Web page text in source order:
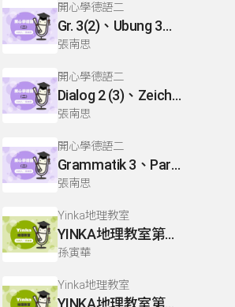
開心學德語二
Gr. 3(2)、Ubung 3、Gr. 2(1)
張南思
開心學德語二
Dialog 2 (3)、Zeichnen: einen Mann、Lesetext 1(1)
張南思
開心學德語二
Grammatik 3、Partnerubungen Nr. 1, 3、Dialog 2(1)
張南思
Yinka地理教室
YINKA地理教室第一冊 P22-26
孫寅華
Yinka地理教室
YINKA地理教室第一冊 P4-5